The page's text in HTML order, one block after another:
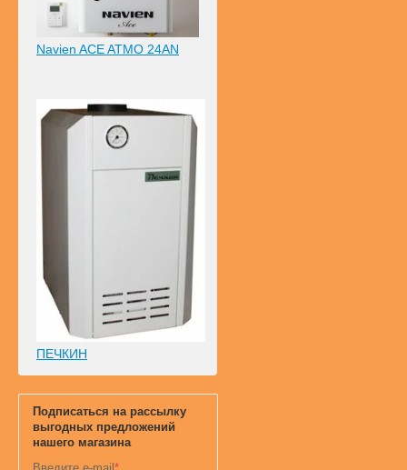
Navien ACE ATMO 24AN
ПЕЧКИН
Подписаться на рассылку
выгодных предложений
нашего магазина